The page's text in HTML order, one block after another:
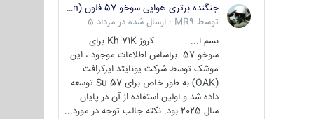
جنگنده برتری هوایی سوخو-57 فلون (Su-57/Felon)
توسط MR9
· ارسال شده در مرداد 5
بسم ا... کروز Kh-71K برای
سوخو-57 براساس اطلاعات موجود ، این
موشک توسط شرکت یونایتد ایرکرافت
(OAK) به طور خاص برای Su-57 توسعه
داده شد و اولین استفاده از آن در پایان
سال 2025 بود. نکته جالب توجه در مورد...